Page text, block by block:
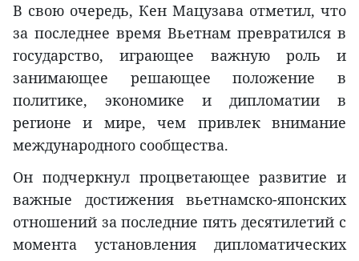
В свою очередь, Кен Мацузава отметил, что
за последнее время Вьетнам превратился в
государство, играющее важную роль и
занимающее решающее положение в
политике, экономике и дипломатии в
регионе и мире, чем привлек внимание
международного сообщества.
Он подчеркнул процветающее развитие и
важные достижения вьетнамско-японских
отношений за последние пять десятилетий с
момента установления дипломатических